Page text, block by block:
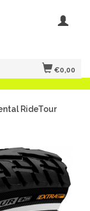
€0,00
RideTour